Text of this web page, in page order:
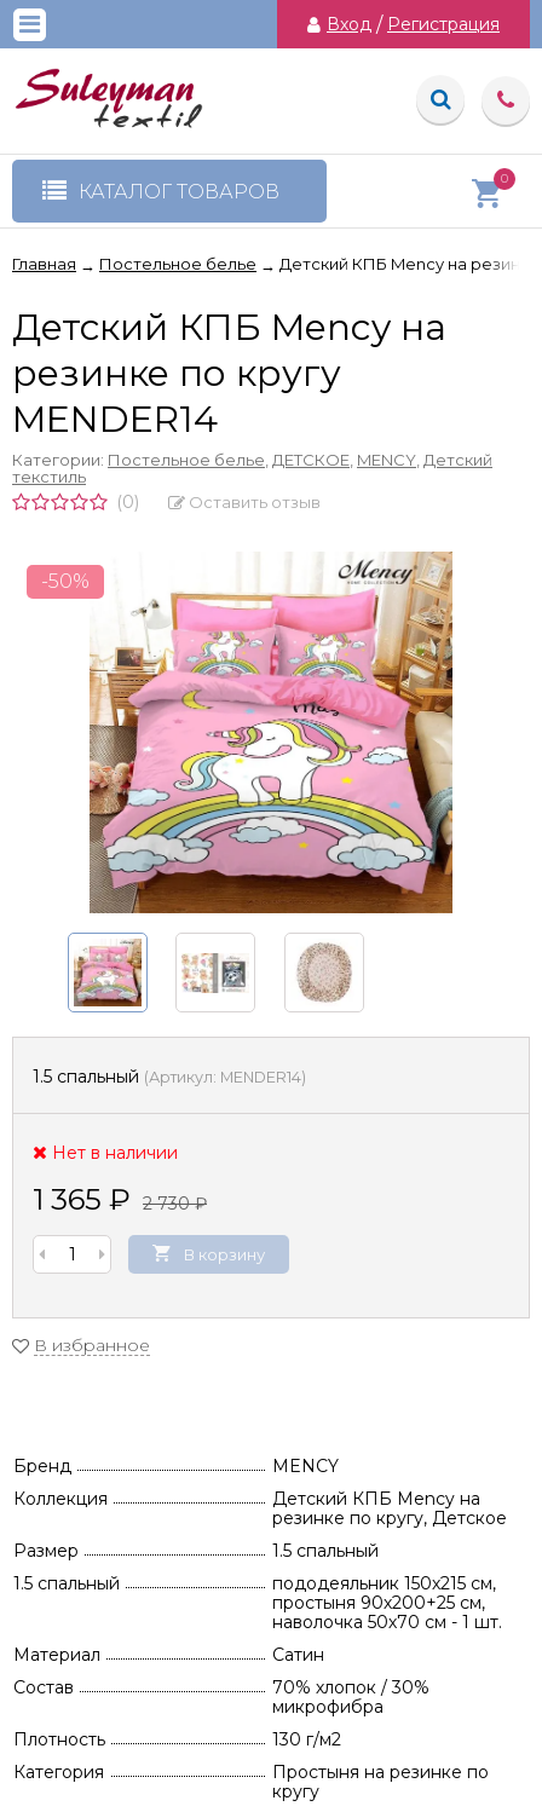
Вход / Регистрация
КАТАЛОГ ТОВАРОВ
0
Главная → Постельное белье → Детский КПБ Mency на резинке
Детский КПБ Mency на
резинке по кругу
MENDER14
Категории: Постельное белье ДЕТСКОЕ MENCY Детский
текстиль
(0) Оставить отзыв
-50%
1.5 спальный (Артикул: MENDER14)
Нет в наличии
1 365 ₽ 2 730₽
В корзину
В избранное
Бренд
MENCY
Коллекция
Детский КПБ Mency на
резинке по кругу, Детское
Размер
1.5 спальный
1.5 спальный
пододеяльник 150х215 см,
простыня 90х200+25 см,
наволочка 50х70 см - 1 шт.
Материал
Сатин
Состав
70% хлопок / 30%
микрофибра
Плотность
130 г/м2
Категория
Простыня на резинке по
кругу